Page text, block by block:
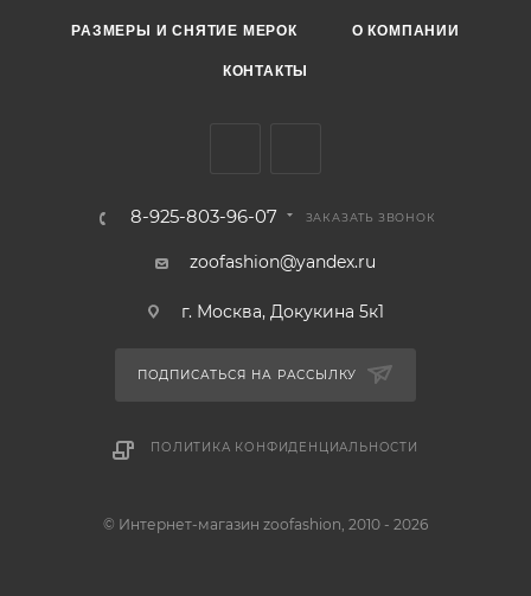
РАЗМЕРЫ И СНЯТИЕ МЕРОК О КОМПАНИИ
КОНТАКТЫ
8-925-803-96-07 ЗАКАЗАТЬ ЗВОНОК
zoofashion@yandex.ru
г. Москва, Докукина 5к1
ПОДПИСАТЬСЯ НА РАССЫЛКУ
ПОЛИТИКА КОНФИДЕНЦИАЛЬНОСТИ
© Интернет-магазин zoofashion, 2010 - 2026